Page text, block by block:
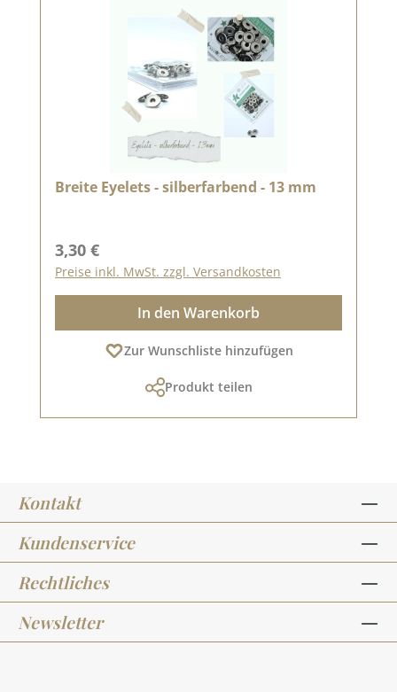
Breite Eyelets - silberfarbend - 13 mm
Regulärer Preis:
3,30 €
Preise inkl. MwSt. zzgl. Versandkosten
In den Warenkorb
Zur Wunschliste hinzufügen
Produkt teilen
Kontakt
Kundenservice
Rechtliches
Newsletter